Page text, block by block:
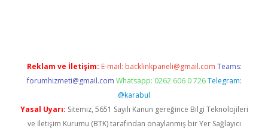
Reklam ve İletişim: E-mail: backlinkpaneli@gmail.com Teams:
forumhizmeti@gmail.com Whatsapp: 0262 606 0 726 Telegram:
@karabul
Yasal Uyarı: Sitemiz, 5651 Sayılı Kanun gereğince Bilgi Teknolojileri
ve İletişim Kurumu (BTK) tarafından onaylanmış bir Yer Sağlayıcı